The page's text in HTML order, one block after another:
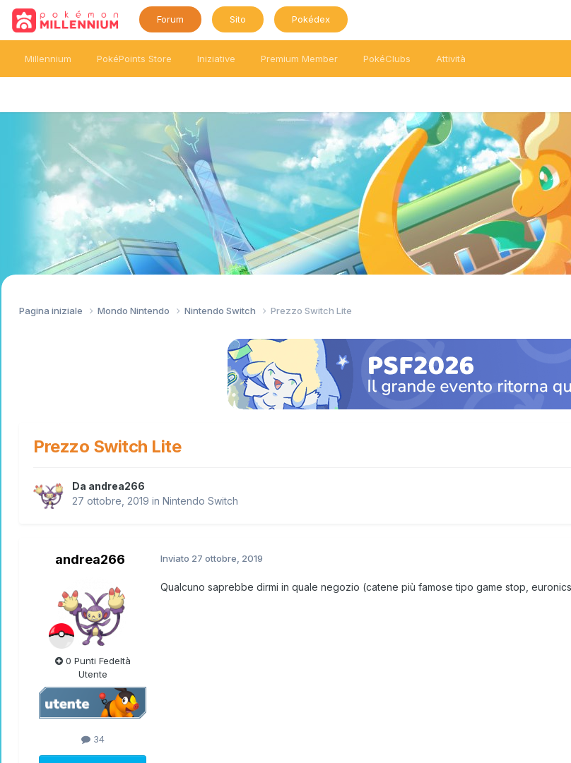
Forum Sito Pokédex
Millennium PokéPoints Store Iniziative Premium Member PokéClubs Attività
Pagina iniziale Mondo Nintendo Nintendo Switch Prezzo Switch Lite
Prezzo Switch Lite
Da andrea266
27 ottobre, 2019 in Nintendo Switch
andrea266
0 Punti Fedeltà
Utente
34
Inviato 27 ottobre, 2019
Qualcuno saprebbe dirmi in quale negozio (catene più famose tipo game stop,